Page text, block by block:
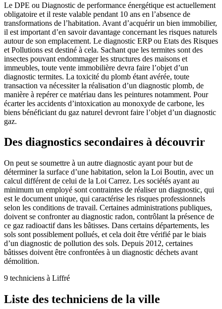
Le DPE ou Diagnostic de performance énergétique est actuellement
obligatoire et il reste valable pendant 10 ans en l’absence de
transformations de l’habitation. Avant d’acquérir un bien immobilier,
il est important d’en savoir davantage concernant les risques naturels
autour de son emplacement. Le diagnostic ERP ou Etats des Risques
et Pollutions est destiné à cela. Sachant que les termites sont des
insectes pouvant endommager les structures des maisons et
immeubles, toute vente immobilière devra faire l’objet d’un
diagnostic termites. La toxicité du plomb étant avérée, toute
transaction va nécessiter la réalisation d’un diagnostic plomb, de
manière à repérer ce matériau dans les peintures notamment. Pour
écarter les accidents d’intoxication au monoxyde de carbone, les
biens bénéficiant du gaz naturel devront faire l’objet d’un diagnostic
gaz.
Des diagnostics secondaires à découvrir
On peut se soumettre à un autre diagnostic ayant pour but de
déterminer la surface d’une habitation, selon la Loi Boutin, avec un
calcul différent de celui de la Loi Carrez. Les sociétés ayant au
minimum un employé sont contraintes de réaliser un diagnostic, qui
est le document unique, qui caractérise les risques professionnels
selon les conditions de travail. Certaines administrations publiques,
doivent se confronter au diagnostic radon, contrôlant la présence de
ce gaz radioactif dans les bâtisses. Dans certains départements, les
sols sont possiblement pollués, et cela doit être vérifié par le biais
d’un diagnostic de pollution des sols. Depuis 2012, certaines
bâtisses doivent être confrontées à un diagnostic déchets avant
démolition.
9 techniciens à Liffré
Liste des techniciens de la ville